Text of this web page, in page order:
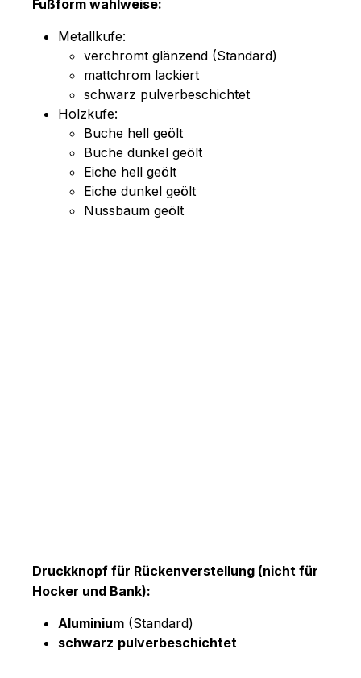
Fußform wahlweise:
Metallkufe:
verchromt glänzend (Standard)
mattchrom lackiert
schwarz pulverbeschichtet
Holzkufe:
Buche hell geölt
Buche dunkel geölt
Eiche hell geölt
Eiche dunkel geölt
Nussbaum geölt
Druckknopf für Rückenverstellung (nicht für
Hocker und Bank):
Aluminium (Standard)
schwarz pulverbeschichtet